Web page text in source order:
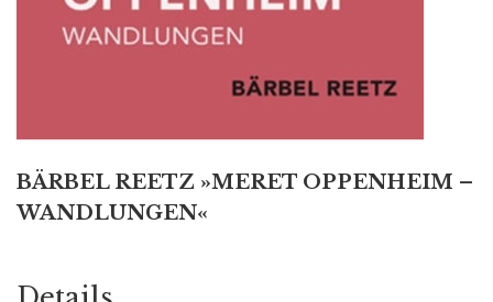
BÄRBEL REETZ »MERET OPPENHEIM –
WANDLUNGEN«